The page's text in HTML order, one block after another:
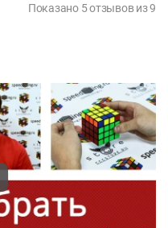
Показано 5 отзывов из 9